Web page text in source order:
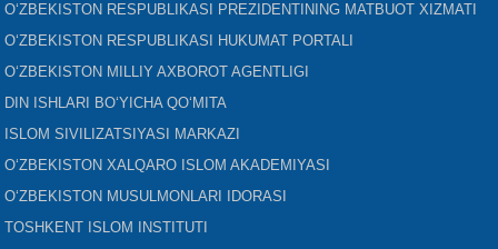
O‘ZBEKISTON RESPUBLIKASI PREZIDENTINING MATBUOT XIZMATI
O‘ZBEKISTON RESPUBLIKASI HUKUMAT PORTALI
O‘ZBEKISTON MILLIY AXBOROT AGENTLIGI
DIN ISHLARI BO‘YICHA QO‘MITA
ISLOM SIVILIZATSIYASI MARKAZI
O‘ZBEKISTON XALQARO ISLOM AKADEMIYASI
O‘ZBEKISTON MUSULMONLARI IDORASI
TOSHKENT ISLOM INSTITUTI